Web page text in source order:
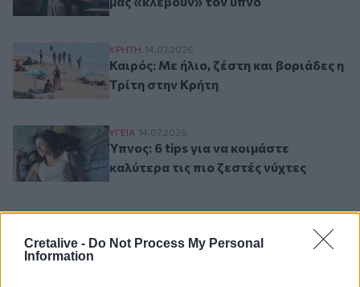
Cretalive - Do Not Process My Personal
Information
Καιρός: Με ήλιο, ζέστη και βοριάδες η
ΚΡΗΤΗ 14.07.2026
Καιρός: Με ήλιο, ζέστη και βοριάδες η
Τρίτη στην Κρήτη
Ύπνος: 6 tips για να κοιμάστε καλύτερα
ΥΓΕΙΑ 14.07.2026
Ύπνος: 6 tips για να κοιμάστε
καλύτερα τις πιο ζεστές νύχτες
Σελιδοποίηση
Προηγούμενη σελίδα
Current page
1 Next page